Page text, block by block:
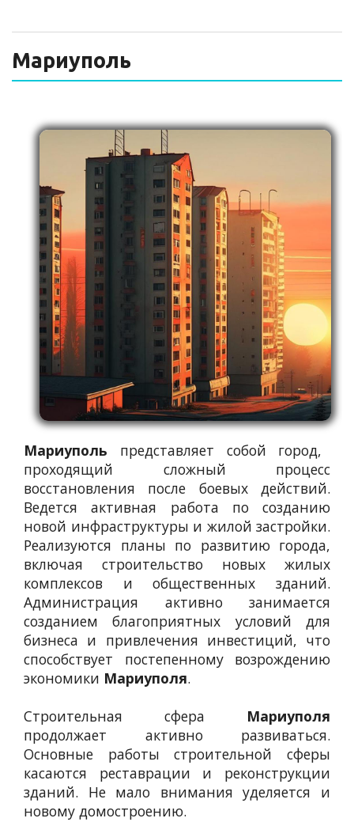
СТРОИТЕЛЬНЫЙ АУДИТ
НОРМАТИВНЫЕ ДОКУМЕНТЫ
О НАС
ПРЕССА
РЕЕСТРЫ
Мариуполь
Мариуполь представляет собой город,
проходящий сложный процесс
восстановления после боевых действий.
Ведется активная работа по созданию
новой инфраструктуры и жилой застройки.
Реализуются планы по развитию города,
включая строительство новых жилых
комплексов и общественных зданий.
Администрация активно занимается
созданием благоприятных условий для
бизнеса и привлечения инвестиций, что
способствует постепенному возрождению
экономики Мариуполя.
Строительная сфера Мариуполя
продолжает активно развиваться.
Основные работы строительной сферы
касаются реставрации и реконструкции
зданий. Не мало внимания уделяется и
новому домостроению.